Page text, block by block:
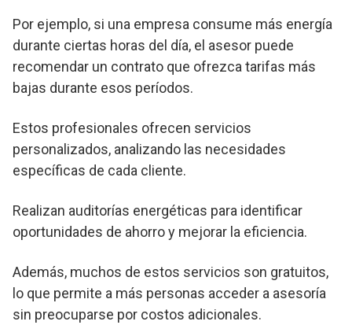
Por ejemplo, si una empresa consume más energía
durante ciertas horas del día, el asesor puede
recomendar un contrato que ofrezca tarifas más
bajas durante esos períodos.
Estos profesionales ofrecen servicios
personalizados, analizando las necesidades
específicas de cada cliente.
Realizan auditorías energéticas para identificar
oportunidades de ahorro y mejorar la eficiencia.
Además, muchos de estos servicios son gratuitos,
lo que permite a más personas acceder a asesoría
sin preocuparse por costos adicionales.